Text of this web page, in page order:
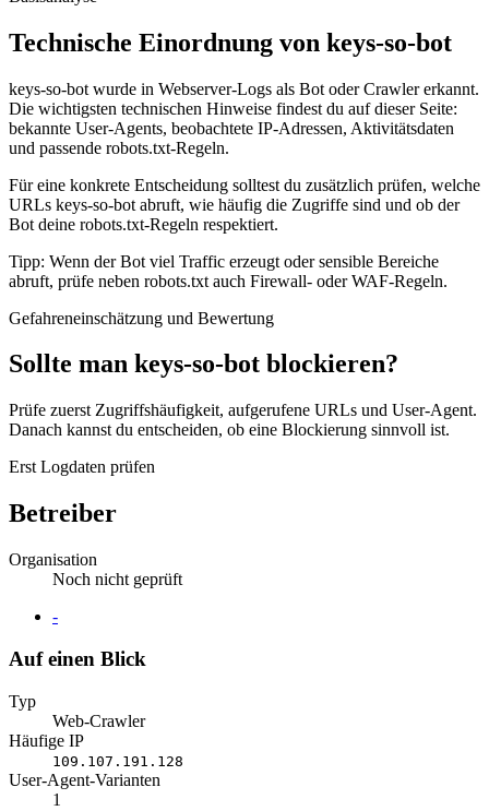
Technische Einordnung von keys-so-bot
keys-so-bot wurde in Webserver-Logs als Bot oder Crawler erkannt.
Die wichtigsten technischen Hinweise findest du auf dieser Seite:
bekannte User-Agents, beobachtete IP-Adressen, Aktivitätsdaten
und passende robots.txt-Regeln.
Für eine konkrete Entscheidung solltest du zusätzlich prüfen, welche
URLs keys-so-bot abruft, wie häufig die Zugriffe sind und ob der
Bot deine robots.txt-Regeln respektiert.
Tipp: Wenn der Bot viel Traffic erzeugt oder sensible Bereiche
abruft, prüfe neben robots.txt auch Firewall- oder WAF-Regeln.
Gefahreneinschätzung und Bewertung
Sollte man keys-so-bot blockieren?
Prüfe zuerst Zugriffshäufigkeit, aufgerufene URLs und User-Agent.
Danach kannst du entscheiden, ob eine Blockierung sinnvoll ist.
Erst Logdaten prüfen
Betreiber
Organisation
Noch nicht geprüft
Website
-
Auf einen Blick
Typ
Web-Crawler
Häufige IP
109.107.191.128
User-Agent-Varianten
1